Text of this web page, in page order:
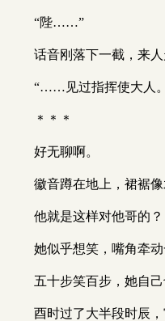
“陛……”
话音刚落下一截，来
“……见过指挥使大人
＊＊＊
好无聊啊。
徽音蹲在地上，裙裾
他就是这样对他哥的？
她似乎想笑，嘴角牵
五十步笑百步，她自
酉时过了大半段时辰